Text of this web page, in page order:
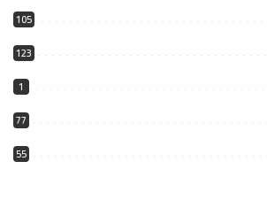
105
123
1
77
55